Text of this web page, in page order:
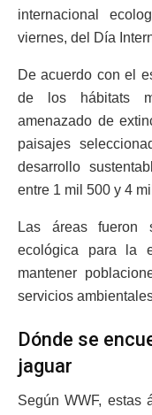
internacional
viernes, del Día
De acuerdo con el
de los hábitats
amenazado de
paisajes
desarrollo
entre 1 mil 500 y 4
Las áreas fueron
ecológica para la
mantener
servicios
Dónde se
jaguar
Según WWF, estas